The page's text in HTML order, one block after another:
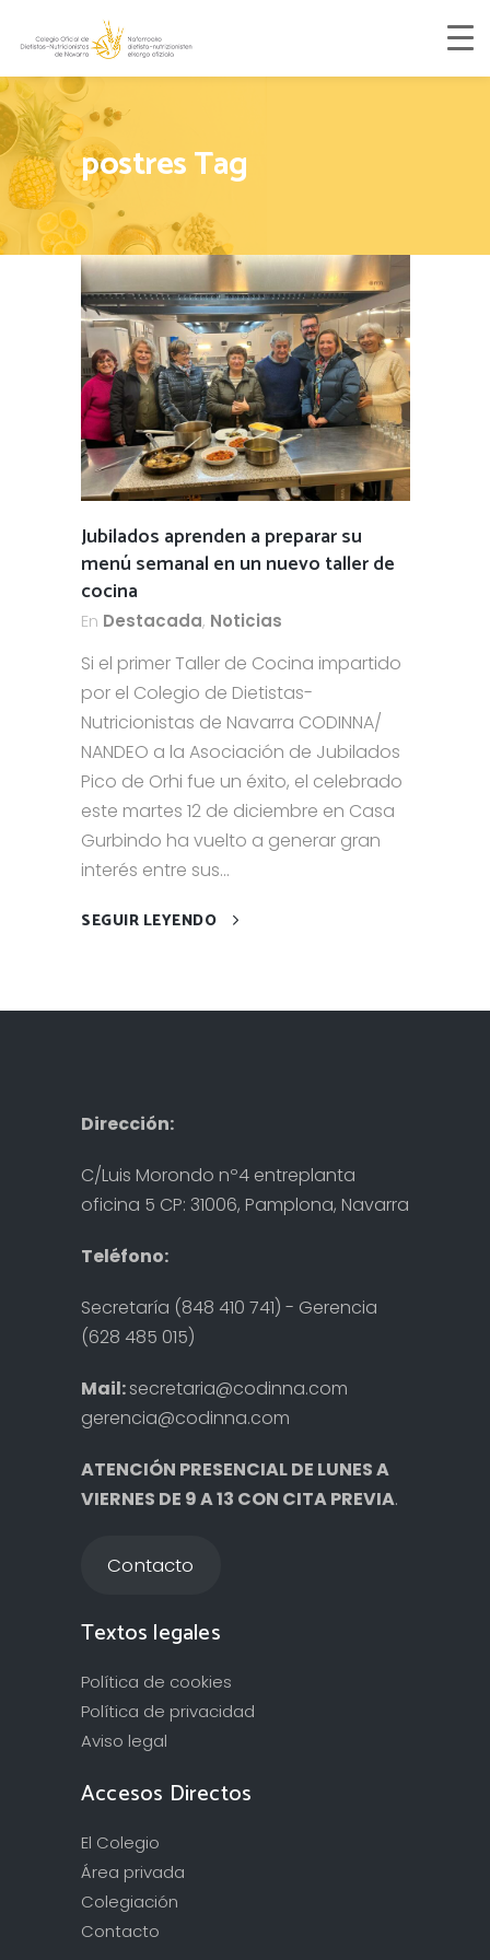
postres Tag
Jubilados aprenden a preparar su
menú semanal en un nuevo taller de
cocina
En Destacada, Noticias
Si el primer Taller de Cocina impartido
por el Colegio de Dietistas-
Nutricionistas de Navarra CODINNA/
NANDEO a la Asociación de Jubilados
Pico de Orhi fue un éxito, el celebrado
este martes 12 de diciembre en Casa
Gurbindo ha vuelto a generar gran
interés entre sus...
SEGUIR LEYENDO
Dirección:
C/Luis Morondo nº4 entreplanta
oficina 5 CP: 31006, Pamplona, Navarra
Teléfono:
Secretaría (848 410 741) - Gerencia
(628 485 015)
Mail:secretaria@codinna.com
gerencia@codinna.com
ATENCIÓN PRESENCIAL DE LUNES A
VIERNES DE 9 A 13 CON CITA PREVIA.
Contacto
Textos legales
Política de cookies
Política de privacidad
Aviso legal
Accesos Directos
El Colegio
Área privada
Colegiación
Contacto